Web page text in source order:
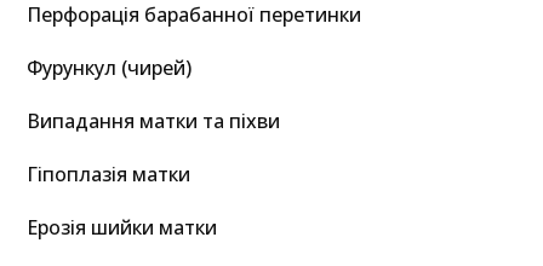
Перфорація барабанної перетинки
Фурункул (чирей)
Випадання матки та піхви
Гіпоплазія матки
Ерозія шийки матки